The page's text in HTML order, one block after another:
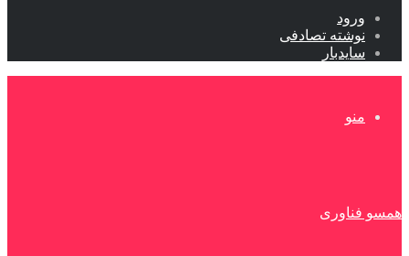
ورود
نوشته تصادفی
سایدبار
منو
همسو فناوری